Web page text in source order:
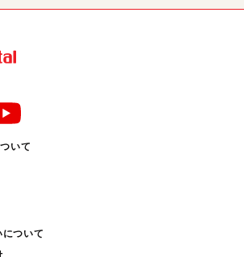
いて
ついて